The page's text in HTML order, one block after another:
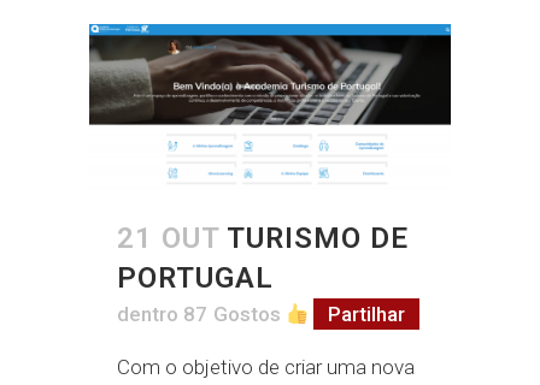
21 OUT TURISMO DE
PORTUGAL
dentro 87 Gostos Partilhar
Com o objetivo de criar uma nova